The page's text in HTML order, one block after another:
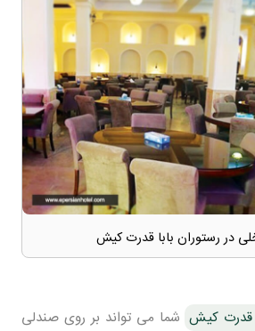
در رستوران بابا قدرت کیش
قدرت کیش شما می تواند بر روی صندلی